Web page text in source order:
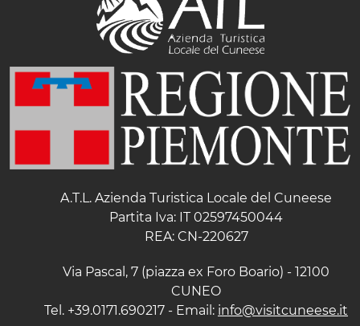
A.T.L. Azienda Turistica Locale del Cuneese
Partita Iva: IT 02597450044
REA: CN-220627
Via Pascal, 7 (piazza ex Foro Boario) - 12100
CUNEO
Tel. +39.0171.690217 - Email: info@visitcuneese.it